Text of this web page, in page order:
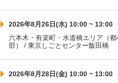
2026年8月26日(水) 10:00 ~ 13:00
六本木・有楽町・水道橋エリア（都
部） / 東京しごとセンター飯田橋
2026年8月28日(金) 10:00 ~ 13:00